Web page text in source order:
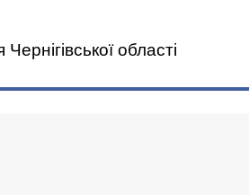
області